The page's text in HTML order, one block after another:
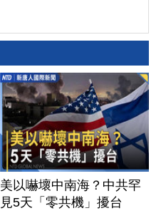
美以嚇壞中南海？中共罕
見5天「零共機」擾台